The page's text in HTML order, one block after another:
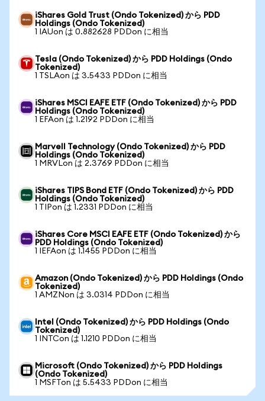
iShares Gold Trust (Ondo Tokenized) から PDD
Holdings (Ondo Tokenized)
1 IAUon は 0.882628 PDDon に相当
Tesla (Ondo Tokenized) から PDD Holdings (Ondo
Tokenized)
1 TSLAon は 3.5433 PDDon に相当
iShares MSCI EAFE ETF (Ondo Tokenized) から PDD
Holdings (Ondo Tokenized)
1 EFAon は 1.2192 PDDon に相当
Marvell Technology (Ondo Tokenized) から PDD
Holdings (Ondo Tokenized)
1 MRVLon は 2.3769 PDDon に相当
iShares TIPS Bond ETF (Ondo Tokenized) から PDD
Holdings (Ondo Tokenized)
1 TIPon は 1.2331 PDDon に相当
iShares Core MSCI EAFE ETF (Ondo Tokenized) から
PDD Holdings (Ondo Tokenized)
1 IEFAon は 1.1455 PDDon に相当
Amazon (Ondo Tokenized) から PDD Holdings (Ondo
Tokenized)
1 AMZNon は 3.0314 PDDon に相当
Intel (Ondo Tokenized) から PDD Holdings (Ondo
Tokenized)
1 INTCon は 1.1210 PDDon に相当
Microsoft (Ondo Tokenized) から PDD Holdings
(Ondo Tokenized)
1 MSFTon は 5.5433 PDDon に相当